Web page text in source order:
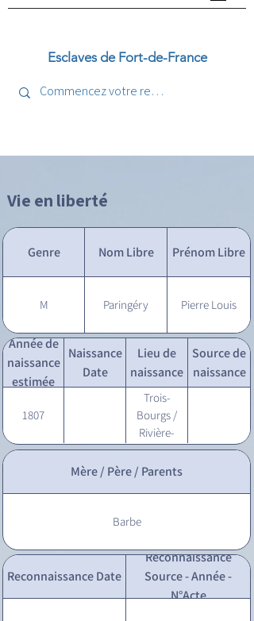
Esclaves de Fort-de-France
Vie en liberté
Genre Nom Libre Prénom Libre
M Paringéry Pierre Louis
Année de
naissance
estimée
Naissance
Date
Lieu de
naissance
Source de
naissance
1807
Trois-
Bourgs /
Rivière-
Salée
Mère / Père / Parents
Barbe
Reconnaissance Date
Reconnaissance
Source - Année -
N°Acte